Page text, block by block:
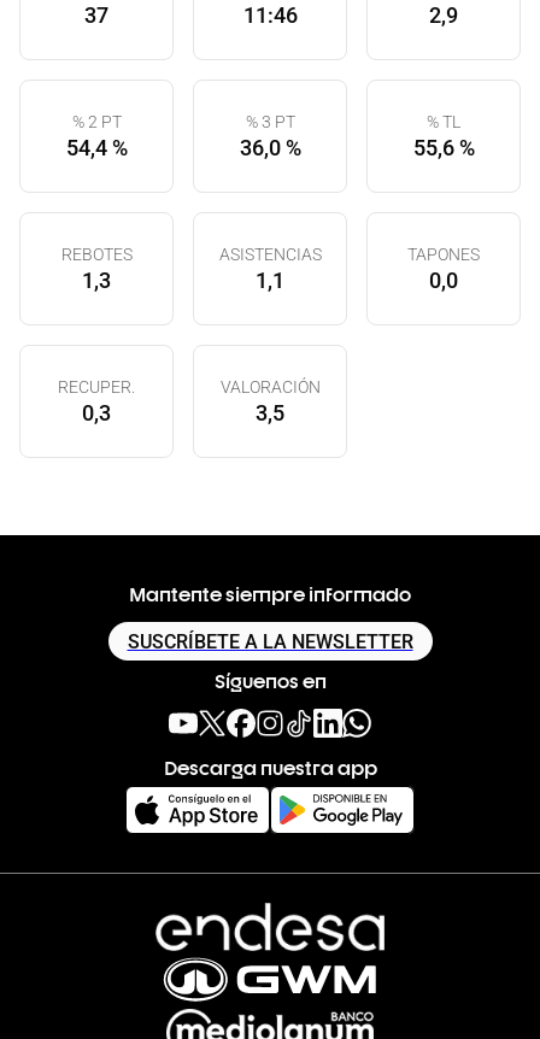
37 11:46 2,9
% 2 PT
54,4 %
% 3 PT
36,0 %
% TL
55,6 %
REBOTES
1,3
ASISTENCIAS
1,1
TAPONES
0,0
RECUPER.
0,3
VALORACIÓN
3,5
Mantente siempre informado
SUSCRÍBETE A LA NEWSLETTER
Síguenos en
Descarga nuestra app